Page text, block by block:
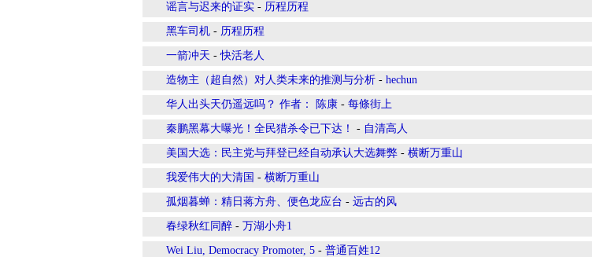
谣言与迟来的证实 - 历程历程
黑车司机 - 历程历程
一箭冲天 -快活老人
造物主（超自然）对人类未来的推测与分析 - hechun
华人出头天仍遥远吗？ 作者： 陈康 - 每條街上
秦鹏黑幕大曝光！全民猎杀令已下达！ - 自清高人
美国大选：民主党与拜登已经自动承认大选舞弊 - 横断万重山
我爱伟大的大清国 - 横断万重山
孤烟暮蝉：精日蒋方舟、便色龙应台 - 远古的风
春绿秋红同醉 - 万湖小舟1
Wei Liu, Democracy Promoter, 5 - 普通百姓12